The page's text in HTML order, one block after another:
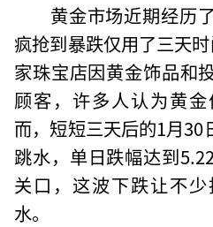
黄金市场近期经历
疯抢到暴跌仅用了三天
家珠宝店因黄金饰品和
顾客，许多人认为黄
而，短短三天后的1月
跳水，单日跌幅达到
关口，这波下跌让不
水。